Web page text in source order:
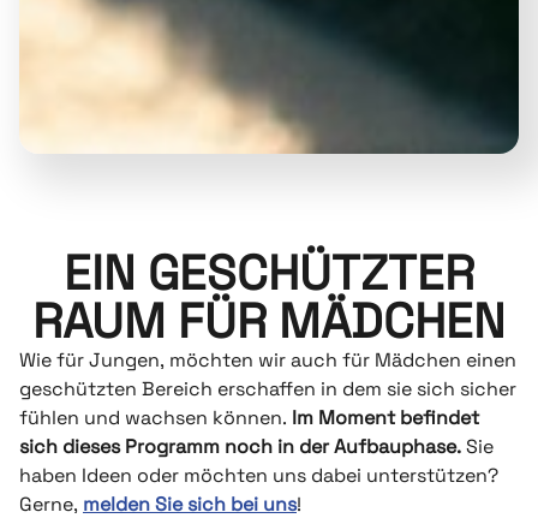
EIN GESCHÜTZTER
RAUM FÜR MÄDCHEN
Wie für Jungen, möchten wir auch für Mädchen einen
geschützten Bereich erschaffen in dem sie sich sicher
fühlen und wachsen können. Im Moment befindet
sich dieses Programm noch in der Aufbauphase.Sie
haben Ideen oder möchten uns dabei unterstützen?
Gerne, melden Sie sich bei uns!